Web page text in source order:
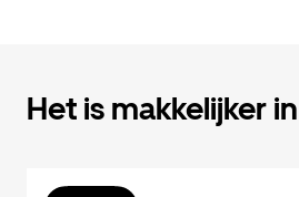
Het is makkelijker